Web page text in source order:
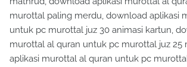
murottal paling merdu, download aplikasi
untuk pc murottal juz 30 animasi kartun,
murottal al quran untuk pc murottal juz 25
aplikasi murottal al quran untuk pc